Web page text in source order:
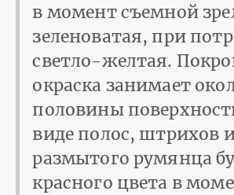
в момент съемной
зеленоватая, при
светло-желтая.
окраска занимает
половины
виде полос, штрихов
размытого румянца
красного цвета в